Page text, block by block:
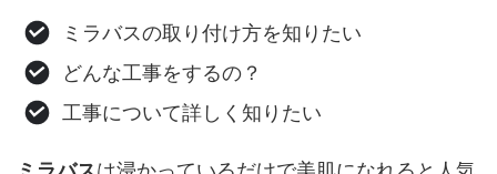
ミラバスの取り付け方を知りたい
どんな工事をするの？
工事について詳しく知りたい